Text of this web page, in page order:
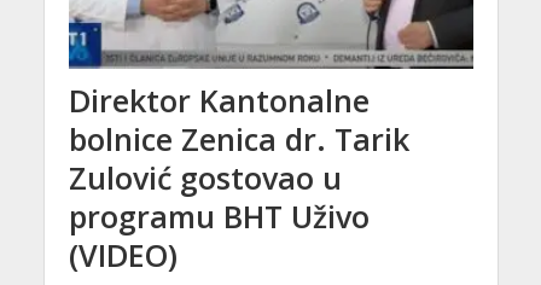
Direktor Kantonalne
bolnice Zenica dr. Tarik
Zulović gostovao u
programu BHT Uživo
(VIDEO)